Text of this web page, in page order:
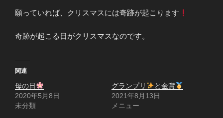
願っていれば、クリスマスには奇跡が起こります
奇跡が起こる日がクリスマスなのです。
関連
母の日
2020年5月8日
未分類
グランプリ
と金賞
2021年8月13日
メニュー